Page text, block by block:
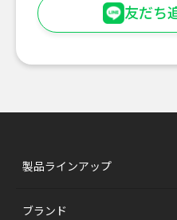
友だち
製品ラインアップ
ブランド